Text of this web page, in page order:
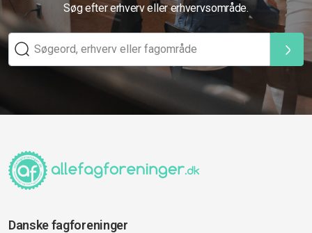
Søg efter erhverv eller erhvervsområde.
Danske fagforeninger